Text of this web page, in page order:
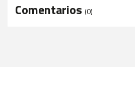
Comentarios (0)